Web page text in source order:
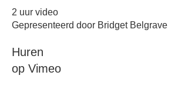
2 uur video
Gepresenteerd door Bridget Belgrave
Huren
op Vimeo